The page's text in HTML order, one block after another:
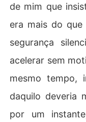
de mim que
era mais do
segurança
acelerar sem
mesmo tempo,
daquilo deveria
por um